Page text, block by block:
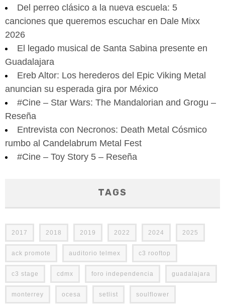
Del perreo clásico a la nueva escuela: 5
canciones que queremos escuchar en Dale Mixx
2026
El legado musical de Santa Sabina presente en
Guadalajara
Ereb Altor: Los herederos del Epic Viking Metal
anuncian su esperada gira por México
#Cine – Star Wars: The Mandalorian and Grogu –
Reseña
Entrevista con Necronos: Death Metal Cósmico
rumbo al Candelabrum Metal Fest
#Cine – Toy Story 5 – Reseña
TAGS
2017 2018 2019 2022 2024 2025
ack promote auditorio telmex c3 rooftop
c3 stage cdmx foro independencia guadalajara
monterrey ocesa setlist soulflower